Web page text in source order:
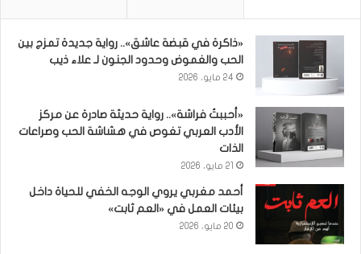
«ذاكرة في قبضة عاشق».. رواية جديدة تمزج بين
الحب والغموض وحدود الجنون لـ علاء ذيب
24 مايو، 2026
«أحببتُ فراشة».. رواية حديثة صادرة عن مركز
الأدب العربي تغوص في هشاشة الحب وصراعات
الذات
21 مايو، 2026
أحمد مغربي يروي الوجه الخفي للحياة داخل
بيئات العمل في «العم ثابت»
20 مايو، 2026